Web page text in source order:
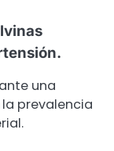
una
prevalencia